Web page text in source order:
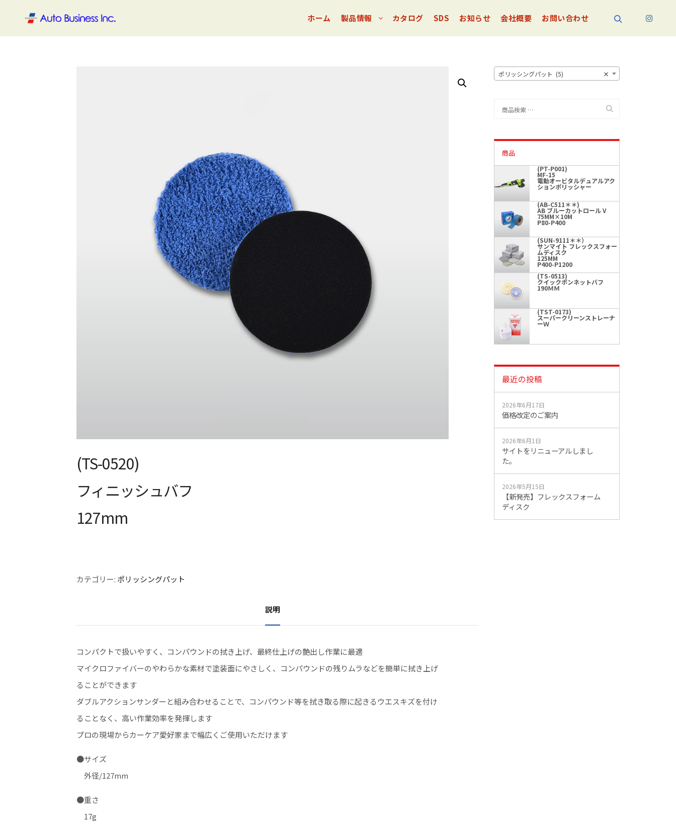
ホーム 製品情報 カタログ SDS お知らせ 会社概要 お問い合わせ
(TS-0520)
フィニッシュバフ
127mm
カテゴリー: ポリッシングパット
説明
コンパクトで扱いやすく、コンパウンドの拭き上げ、最終仕上げの艶出し作業に最適
マイクロファイバーのやわらかな素材で塗装面にやさしく、コンパウンドの残りムラなどを簡単に拭き上げ
ることができます
ダブルアクションサンダーと組み合わせることで、コンパウンド等を拭き取る際に起きるウエスキズを付け
ることなく、高い作業効率を発揮します
プロの現場からカーケア愛好家まで幅広くご使用いただけます
●サイズ
外径/127mm
●重さ
17g
×
ポリッシングパット (5)
商品
(PT-P001)
MF-15
電動オービタルデュアルアク
ションポリッシャー
(AB-C511＊＊)
AB ブルーカットロール V
75MM×10M
P80-P400
(SUN-9111＊＊）
サンマイト フレックスフォー
ムディスク
125MM
P400-P1200
(TS-0513)
クイックボンネットバフ
190ＭＭ
(TST-0173)
スーパークリーンストレーナ
ーＷ
最近の投稿
価格改定のご案内
2026年6月17日
サイトをリニューアルしまし
た。
2026年6月1日
【新発売】フレックスフォーム
ディスク
2026年5月15日